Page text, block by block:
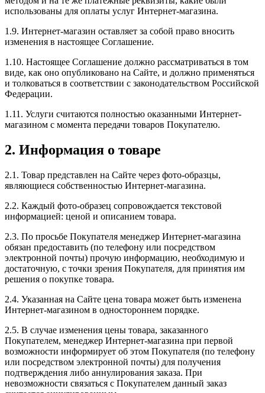
использованы для оплаты услуг Интернет-магазина.
1.9. Интернет-магазин оставляет за собой право вносить
изменения в настоящее Соглашение.
1.10. Настоящее Соглашение должно рассматриваться в том
виде, как оно опубликовано на Сайте, и должно применяться
и толковаться в соответствии с законодательством Российской
Федерации.
1.11. Услуги считаются полностью оказанными Интернет-
магазином с момента передачи товаров Покупателю.
2. Информация о товаре
2.1. Товар представлен на Сайте через фото-образцы,
являющиеся собственностью Интернет-магазина.
2.2. Каждый фото-образец сопровождается текстовой
информацией: ценой и описанием товара.
2.3. По просьбе Покупателя менеджер Интернет-магазина
обязан предоставить (по телефону или посредством
электронной почты) прочую информацию, необходимую и
достаточную, с точки зрения Покупателя, для принятия им
решения о покупке товара.
2.4. Указанная на Сайте цена товара может быть изменена
Интернет-магазином в одностороннем порядке.
2.5. В случае изменения цены товара, заказанного
Покупателем, менеджер Интернет-магазина при первой
возможности информирует об этом Покупателя (по телефону
или посредством электронной почты) для получения
подтверждения либо аннулирования заказа. При
невозможности связаться с Покупателем данный заказ